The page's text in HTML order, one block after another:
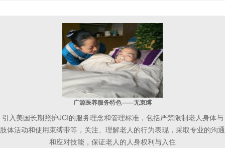
广源医养服务特色——无束缚
引入美国长期照护JCI的服务理念和管理标准，包括严禁限制老人身体与
肢体活动和使用束缚带等，关注、理解老人的行为表现，采取专业的沟通
和应对技能，保证老人的人身权利与入住